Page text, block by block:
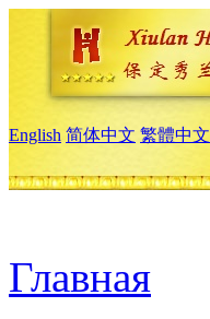
English 简体中文 繁體中文
Главная